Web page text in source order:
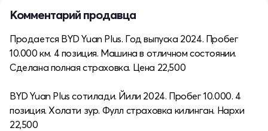
Комментарий продавца
Продается BYD Yuan Plus. Год выпуска 2024. Пробег
10.000 км. 4 позиция. Машина в отличном состоянии.
Сделана полная страховка. Цена 22,500
BYD Yuan Plus сотилади. Йили 2024. Пробег 10.000. 4
позиция. Холати зур. Фулл страховка килинган. Нархи
22,500